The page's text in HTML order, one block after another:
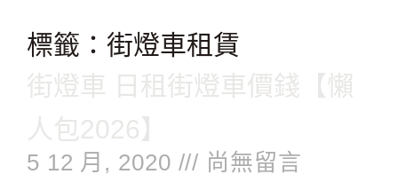
標籤：街燈車租賃
街燈車 日租街燈車價錢【懶
人包2026】
5 12 月, 2020 尚無留言